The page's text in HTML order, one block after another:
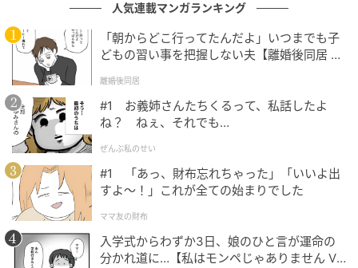
今回は、右辺にある「59」の「9」から縦のマッチ棒
を1本動かして、「35」を「36」にすることで正解と
なります。
まとめ
今回の問題は楽しめたでしょうか？
マッチ棒クイズは、シンプルですが頭の体操となり柔
軟な思考を養うために役立ちます。
人気連載マンガランキング
「朝からどこ行ってたんだよ」いつまでも子
どもの習い事を把握しない夫【離婚後同居 Vo
離婚後同居
#1 お義姉さんたちくるって、私話したよ
ね？ ねぇ、それでも…
ぜんぶ私のせい
#1 「あっ、財布忘れちゃった」「いいよ出
すよ〜！」これが全ての始まりでした
ママ友の財布
入学式からわずか3日、娘のひと言が運命の
分かれ道に…【私はモンペじゃありません Vo